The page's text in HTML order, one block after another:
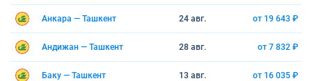
Анкара — Ташкент 24 авг. от 19 643 ₽
Андижан — Ташкент 28 авг. от 7 832 ₽
Баку — Ташкент 13 авг. от 16 035 ₽